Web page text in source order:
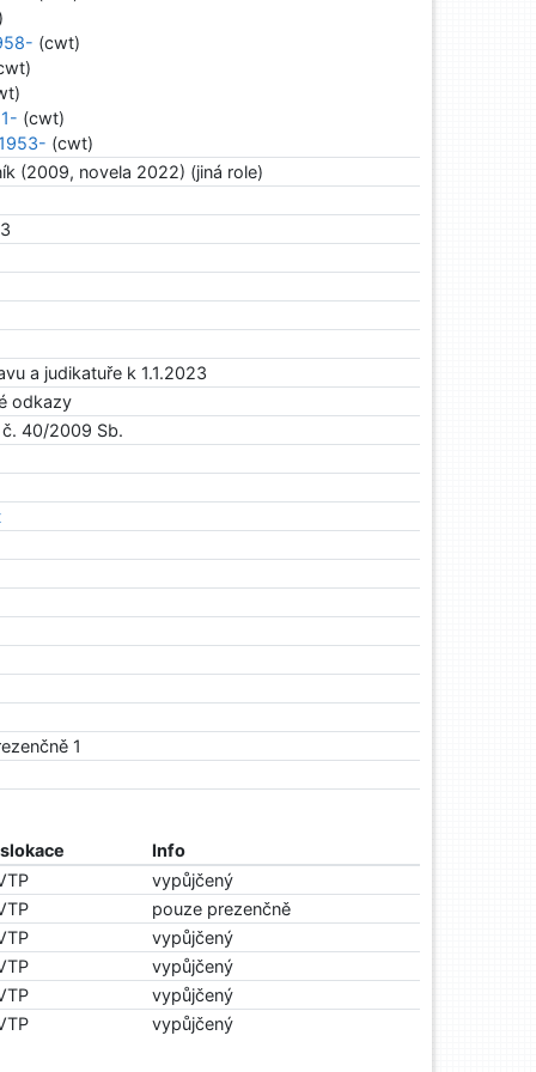
(cwt)
(cwt)
(cwt)
(2009, novela 2022) (jiná role)
a judikatuře k 1.1.2023
odkazy
40/2009 Sb.
1
Info
vypůjčený
pouze prezenčně
vypůjčený
vypůjčený
vypůjčený
vypůjčený